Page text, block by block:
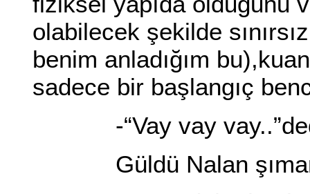
olabilecek şekilde
benim anladığım
sadece bir başlangıç
-“Vay vay vay..”dedi
Güldü Nalan